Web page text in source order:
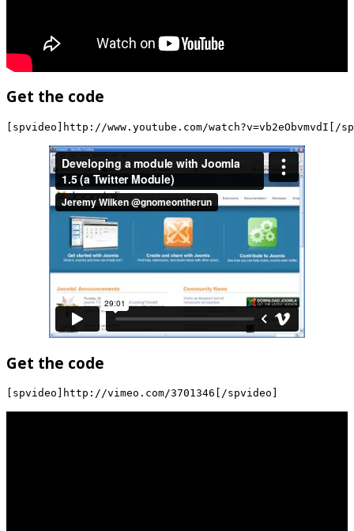
Get the code
[spvideo]http://www.youtube.com/watch?v=vb2eObvmvdI[/
Get the code
[spvideo]http://vimeo.com/3701346[/spvideo]